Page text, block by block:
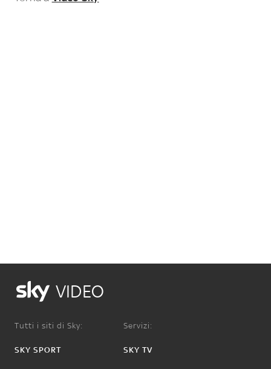
VIDEO
Tutti i siti di Sky:
SKY SPORT
Servizi:
SKY TV